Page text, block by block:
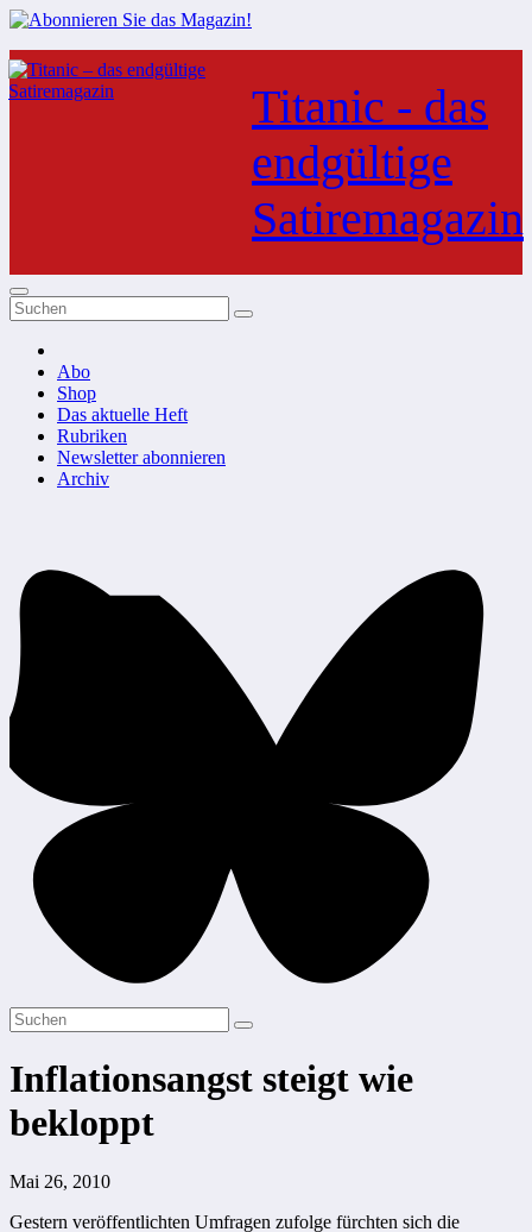
Zum
Inhalt
springen
Titanic - das
endgültige
Satiremagazin
Abo
Shop
Das aktuelle Heft
Rubriken
Newsletter abonnieren
Archiv
Inflationsangst steigt wie
bekloppt
Mai 26, 2010
Gestern veröffentlichten Umfragen zufolge fürchten sich die